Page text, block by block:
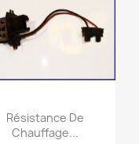
Aperçu rapide
Résistance De
Chauffage...